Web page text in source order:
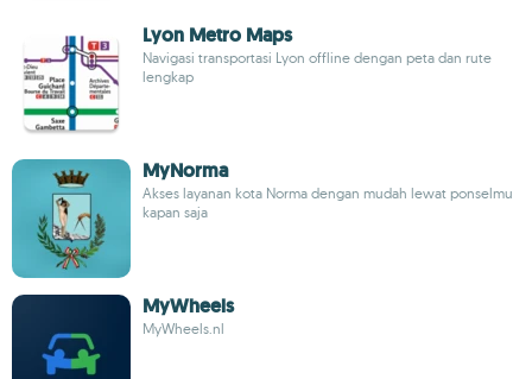
Lyon Metro Maps
Navigasi transportasi Lyon offline dengan peta dan rute
lengkap
MyNorma
Akses layanan kota Norma dengan mudah lewat ponselmu
kapan saja
MyWheels
MyWheels.nl